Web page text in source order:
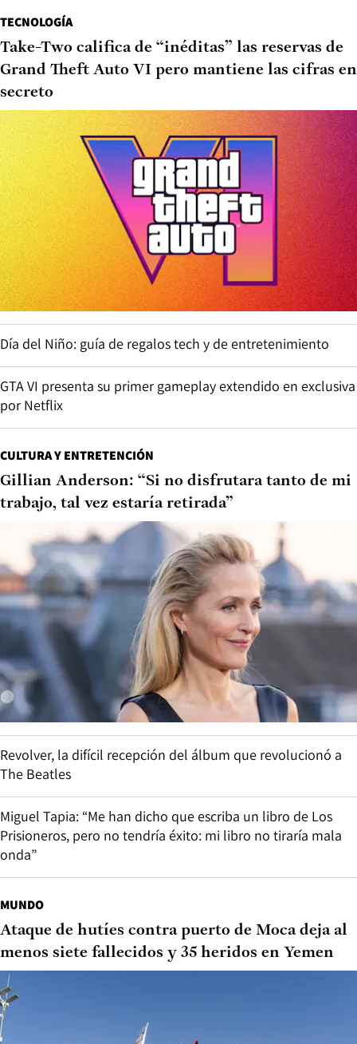
TECNOLOGÍA
Take-Two califica de “inéditas” las reservas de
Grand Theft Auto VI pero mantiene las cifras en
secreto
Día del Niño: guía de regalos tech y de entretenimiento
GTA VI presenta su primer gameplay extendido en exclusiva
por Netflix
CULTURA Y ENTRETENCIÓN
Gillian Anderson: “Si no disfrutara tanto de mi
trabajo, tal vez estaría retirada”
Revolver, la difícil recepción del álbum que revolucionó a
The Beatles
Miguel Tapia: “Me han dicho que escriba un libro de Los
Prisioneros, pero no tendría éxito: mi libro no tiraría mala
onda”
MUNDO
Ataque de hutíes contra puerto de Moca deja al
menos siete fallecidos y 35 heridos en Yemen